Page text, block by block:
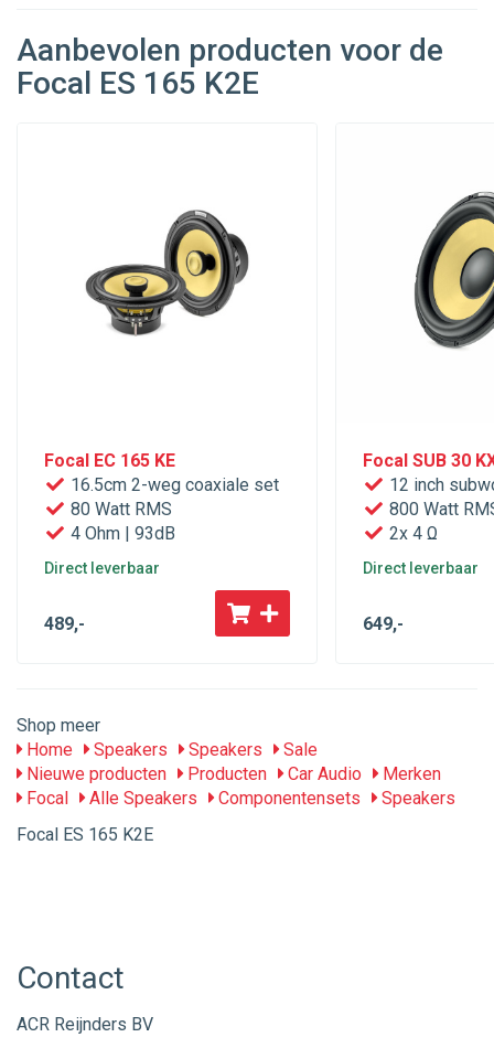
Aanbevolen producten voor de
Focal ES 165 K2E
Focal EC 165 KE
16.5cm 2-weg coaxiale set
80 Watt RMS
4 Ohm | 93dB
Direct leverbaar
489,-
Focal SUB 30
12 inch
800 Watt
2x 4 Ω
Direct leverbaar
649,-
Shop meer
Home
Speakers Speakers
Sale
Nieuwe producten
Producten Car Audio
Merken
Focal
Alle Speakers Componentensets
Speakers
Focal ES 165 K2E
Contact
ACR Reijnders BV